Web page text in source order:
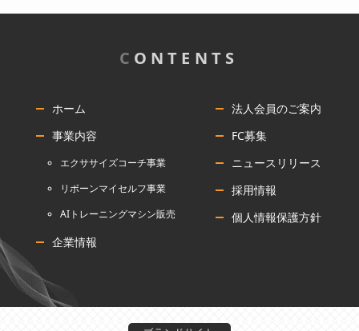
C ONTENTS
ホーム
事業内容
エクササイズコーチ事業
リボーンマイセルフ事業
AIトレーニングマシン販売
企業情報
法人会員のご案内
FC募集
ニュースリリース
採用情報
個人情報保護方針